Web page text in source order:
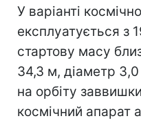
У варіанті
експлуатується з
стартову масу
34,3 м, діаметр
на орбіту
космічний апарат